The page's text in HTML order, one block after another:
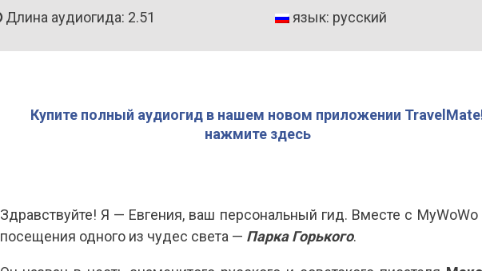
Длина аудиогида: 2.51 язык: русский
Купите полный аудиогид в нашем новом приложении
нажмите здесь
Здравствуйте! Я — Евгения, ваш персональный гид. Вместе с
посещения одного из чудес света — Парка Горького.